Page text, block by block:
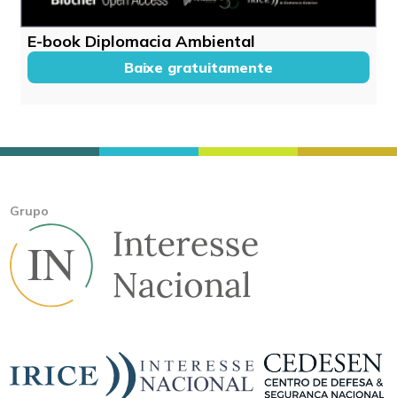
E-book Diplomacia Ambiental
Baixe gratuitamente
Grupo